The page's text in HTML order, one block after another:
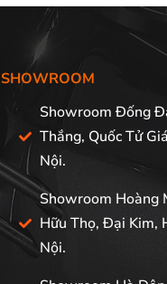
SHOWROOM
Showroom Đống
Thắng, Quốc Tử
Nội.
Showroom Hoàng
Hữu Thọ, Đại Kim,
Nội.